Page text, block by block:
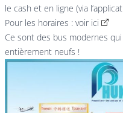
le cash et en ligne (via
Pour les horaires : voir ici
Ce sont des bus modernes
entièrement neufs !